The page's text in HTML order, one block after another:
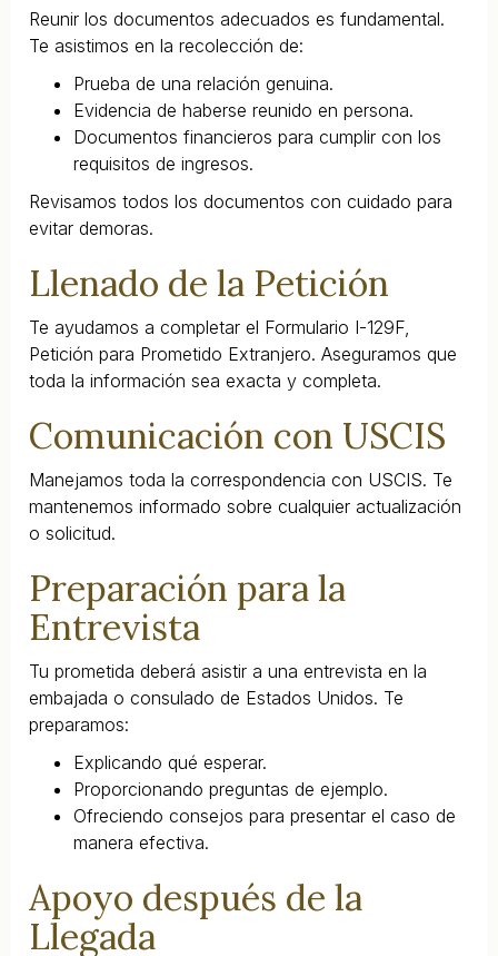
Reunir los documentos adecuados es fundamental.
Te asistimos en la recolección de:
Prueba de una relación genuina.
Evidencia de haberse reunido en persona.
Documentos financieros para cumplir con los
requisitos de ingresos.
Revisamos todos los documentos con cuidado para
evitar demoras.
Llenado de la Petición
Te ayudamos a completar el Formulario I-129F,
Petición para Prometido Extranjero. Aseguramos que
toda la información sea exacta y completa.
Comunicación con USCIS
Manejamos toda la correspondencia con USCIS. Te
mantenemos informado sobre cualquier actualización
o solicitud.
Preparación para la
Entrevista
Tu prometida deberá asistir a una entrevista en la
embajada o consulado de Estados Unidos. Te
preparamos:
Explicando qué esperar.
Proporcionando preguntas de ejemplo.
Ofreciendo consejos para presentar el caso de
manera efectiva.
Apoyo después de la
Llegada